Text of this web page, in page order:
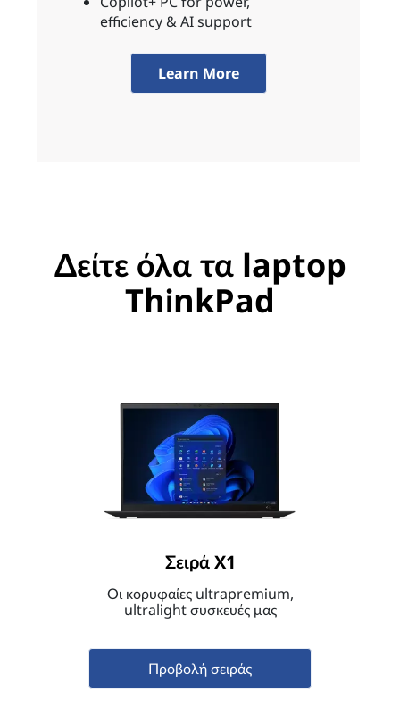
efficiency & AI support
Learn More
Δείτε όλα τα laptop
ThinkPad
Σειρά X1
Οι κορυφαίες ultrapremium,
ultralight συσκευές μας
Προβολή σειράς